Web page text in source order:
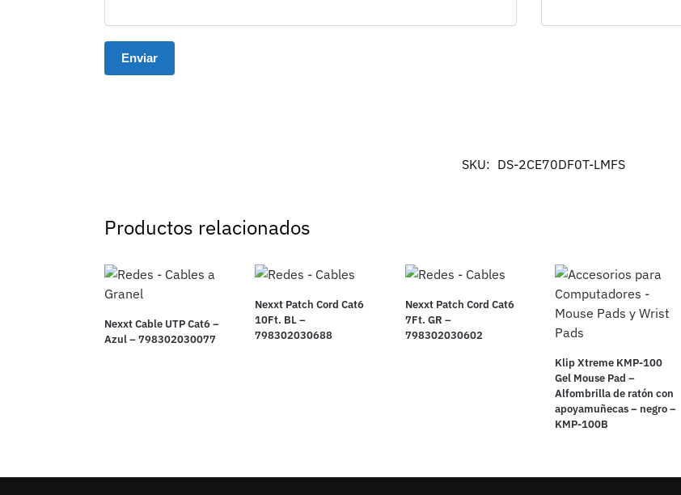
SKU: DS-2CE70DF0T-LMFS
Productos relacionados
Nexxt Cable UTP Cat6 –
Azul – 798302030077
Nexxt Patch Cord Cat6
10Ft. BL –
798302030688
Nexxt Patch Cord Cat6
7Ft. GR –
798302030602
Klip Xtreme KMP-100
Gel Mouse Pad –
Alfombrilla de ratón con
apoyamuñecas – negro –
KMP-100B